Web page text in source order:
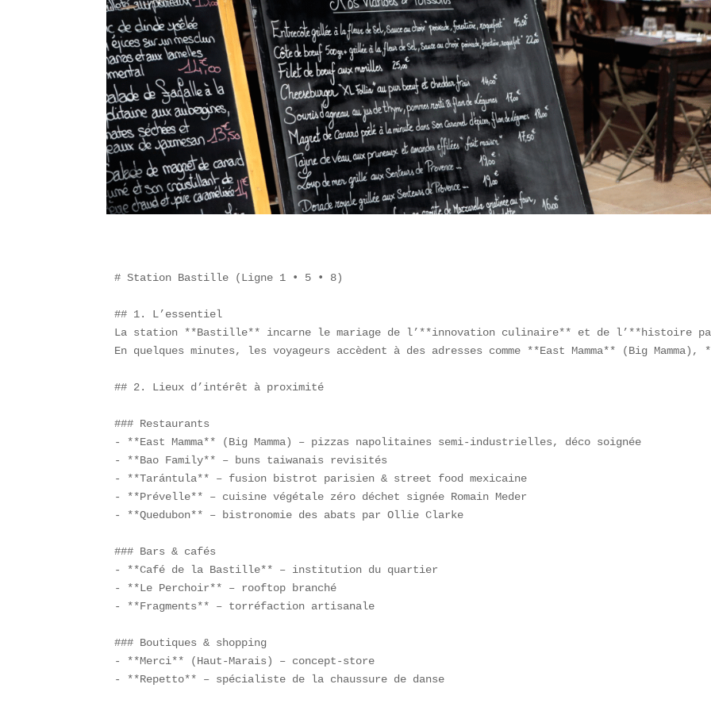
# Station Bastille (Ligne 1 • 5 • 8)
## 1. L’essentiel
La station **Bastille** incarne le mariage de l’**innovation culinaire** et de l’**histoire
En quelques minutes, les voyageurs accèdent à des adresses comme **East Mamma** (Big
## 2. Lieux d’intérêt à proximité
### Restaurants
- **East Mamma** (Big Mamma) – pizzas napolitaines semi-industrielles, déco soignée
- **Bao Family** – buns taiwanais revisités
- **Tarántula** – fusion bistrot parisien & street food mexicaine
- **Prévelle** – cuisine végétale zéro déchet signée Romain Meder
- **Quedubon** – bistronomie des abats par Ollie Clarke
### Bars & cafés
- **Café de la Bastille** – institution du quartier
- **Le Perchoir** – rooftop branché
- **Fragments** – torréfaction artisanale
### Boutiques & shopping
- **Merci** (Haut-Marais) – concept-store
- **Repetto** – spécialiste de la chaussure de danse